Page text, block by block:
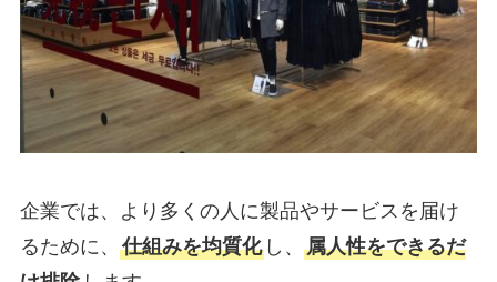
企業では、より多くの人に製品やサービスを届け
るために、 仕組みを均質化し、 属人性をできるだ